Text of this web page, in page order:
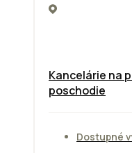
Kancelárie na
poschodie
Dostupné